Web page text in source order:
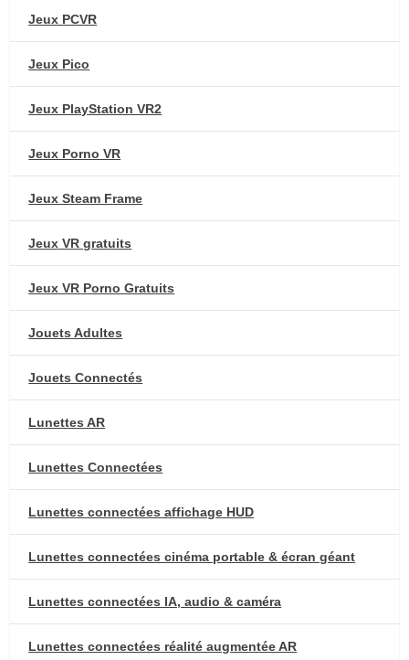
Jeux PCVR
Jeux Pico
Jeux PlayStation VR2
Jeux Porno VR
Jeux Steam Frame
Jeux VR gratuits
Jeux VR Porno Gratuits
Jouets Adultes
Jouets Connectés
Lunettes AR
Lunettes Connectées
Lunettes connectées affichage HUD
Lunettes connectées cinéma portable & écran géant
Lunettes connectées IA, audio & caméra
Lunettes connectées réalité augmentée AR